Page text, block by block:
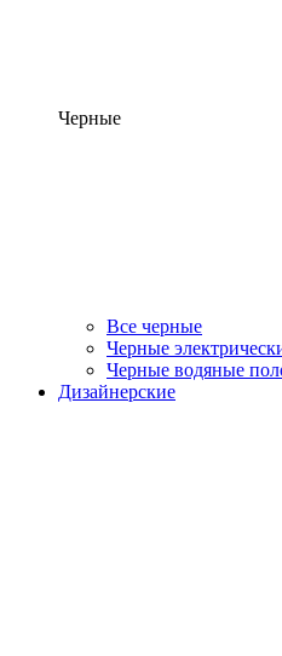
Черные
Все черные
Черные
Черные водяные
Дизайнерские